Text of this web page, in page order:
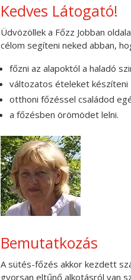
Kedves Látogató!
Üdvözöllek a Főzz Jobban
célom segíteni neked abban,
főzni az alapoktól a haladó
változatos ételeket készíteni
otthoni főzéssel családod
a főzésben örömödet lelni.
Bemutatkozás
A sütés-főzés akkor kezdett
gyorsan eltűnő alkotásról van